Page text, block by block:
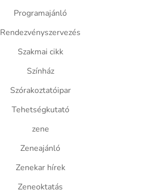
Programajánló
Rendezvényszervezés
Szakmai cikk
Színház
Szórakoztatóipar
Tehetségkutató
zene
Zeneajánló
Zenekar hírek
Zeneoktatás